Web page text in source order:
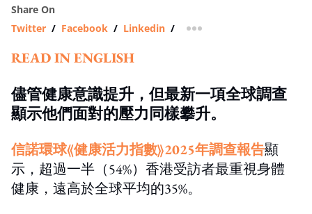
Share On
Twitter / Facebook / Linkedin / more sharing option
READ IN ENGLISH
儘管健康意識提升，但最新一項全球調查
顯示他們面對的壓力同樣攀升。
信諾環球《健康活力指數》2025年調查報告顯
示，超過一半（54%）香港受訪者最重視身體
健康，遠高於全球平均的35%。